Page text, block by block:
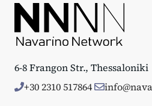
6-8 Frangon Str., Thessaloniki
+30 2310 517864